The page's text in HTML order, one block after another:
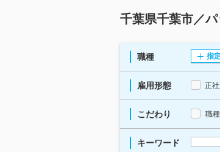
千葉県千葉市／
職種 指
雇用形態 正
こだわり 職
キーワード